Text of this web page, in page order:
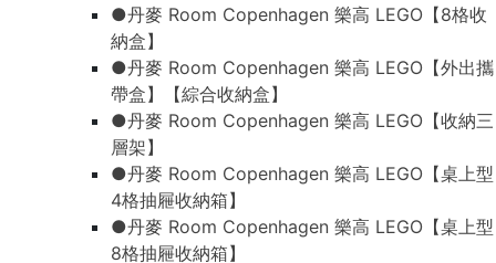
●丹麥 Room Copenhagen 樂高 LEGO【8格收
納盒】
●丹麥 Room Copenhagen 樂高 LEGO【外出攜
帶盒】【綜合收納盒】
●丹麥 Room Copenhagen 樂高 LEGO【收納三
層架】
●丹麥 Room Copenhagen 樂高 LEGO【桌上型
4格抽屜收納箱】
●丹麥 Room Copenhagen 樂高 LEGO【桌上型
8格抽屜收納箱】